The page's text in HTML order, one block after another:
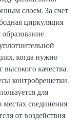
слоем. За счет
циркуляция
когда нужно
высокого качества.
контробрешетки.
для
местах соединения
от воздействия